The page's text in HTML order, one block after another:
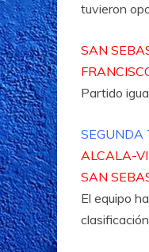
tuvieron
SAN
Partido
SEGUNDA
ALCALA-
SAN
El equipo